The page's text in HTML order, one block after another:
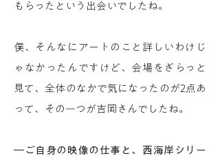
もらったという出会いでしたね。
僕、そんなにアートのこと詳しいわけじ
ゃなかったんですけど、会場をざらっと
見て、全体のなかで気になったのが2点あ
って、その一つが吉岡さんでしたね。
―ご自身の映像の仕事と、西海岸シリー